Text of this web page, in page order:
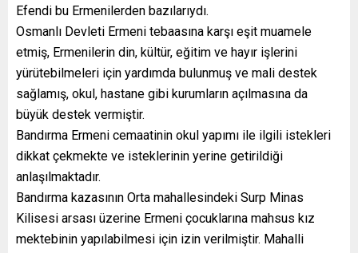
Efendi bu Ermenilerden bazılarıydı.
Osmanlı Devleti Ermeni tebaasına karşı eşit muamele
etmiş, Ermenilerin din, kültür, eğitim ve hayır işlerini
yürütebilmeleri için yardımda bulunmuş ve mali destek
sağlamış, okul, hastane gibi kurumların açılmasına da
büyük destek vermiştir.
Bandırma Ermeni cemaatinin okul yapımı ile ilgili istekleri
dikkat çekmekte ve isteklerinin yerine getirildiği
anlaşılmaktadır.
Bandırma kazasının Orta mahallesindeki Surp Minas
Kilisesi arsası üzerine Ermeni çocuklarına mahsus kız
mektebinin yapılabilmesi için izin verilmiştir. Mahalli